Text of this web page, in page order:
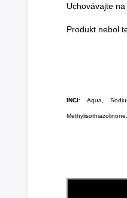
Uchovávajte
Produkt nebol
INCI: Aqua,